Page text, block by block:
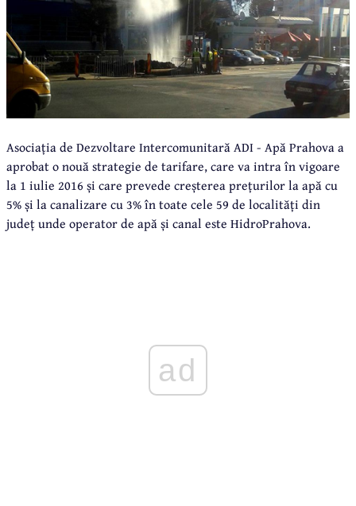
Asociația de Dezvoltare Intercomunitară ADI - Apă Prahova a
aprobat o nouă strategie de tarifare, care va intra în vigoare
la 1 iulie 2016 și care prevede creșterea prețurilor la apă cu
5% și la canalizare cu 3% în toate cele 59 de localități din
județ unde operator de apă și canal este HidroPrahova.
ad